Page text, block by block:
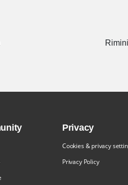
Rimini
Privacy
Cookies & privacy
Privacy Policy